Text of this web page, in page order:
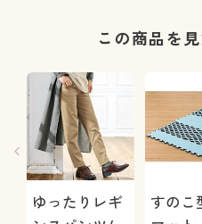
この商品を
ゆったりレギ
すのこ